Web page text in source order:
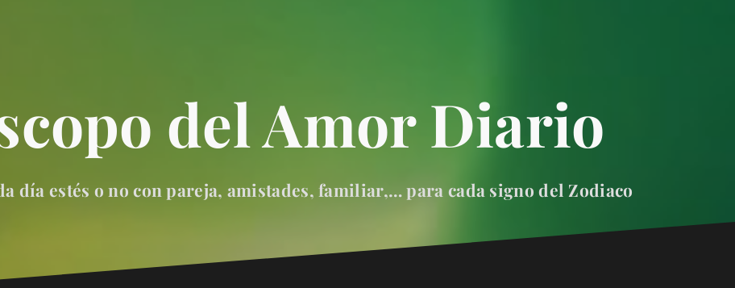
del Amor Diario
día estés o no con pareja, amistades, familiar,… para cada signo del Zodiaco